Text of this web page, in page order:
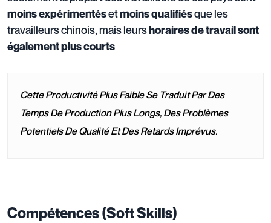
moins expérimentésetmoins qualifiésque les
travailleurs chinois, mais leurshoraires de travail sont
également plus courts
Cette Productivité Plus Faible Se Traduit Par Des
Temps De Production Plus Longs, Des Problèmes
Potentiels De Qualité Et Des Retards Imprévus.
Compétences (Soft Skills)